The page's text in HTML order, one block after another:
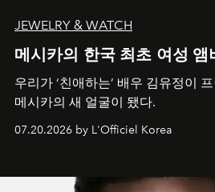
JEWELRY & WATCH
메시카의 한국 최초 여성 앰
우리가 ‘친애하는’ 배우 김유정이
메시카의 새 얼굴이 됐다.
07.20.2026 by L'Officiel Korea